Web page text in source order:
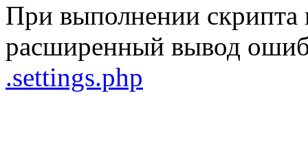
При выполнении
расширенный вывод
.settings.php